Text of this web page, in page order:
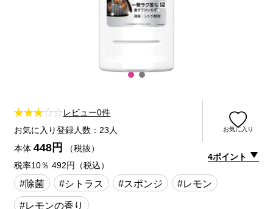
レビュー0件
お気に入り登録人数：23人
お気に入り
本体 448円
（税抜）
税率10％ 492円（税込）
4ポイント
#除菌 #シトラス #スポンジ
#レモン
#レモンの香り